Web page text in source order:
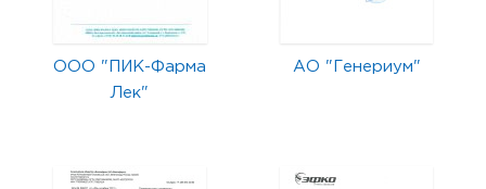
ООО "ПИК-Фарма
Лек"
АО "Генериум"